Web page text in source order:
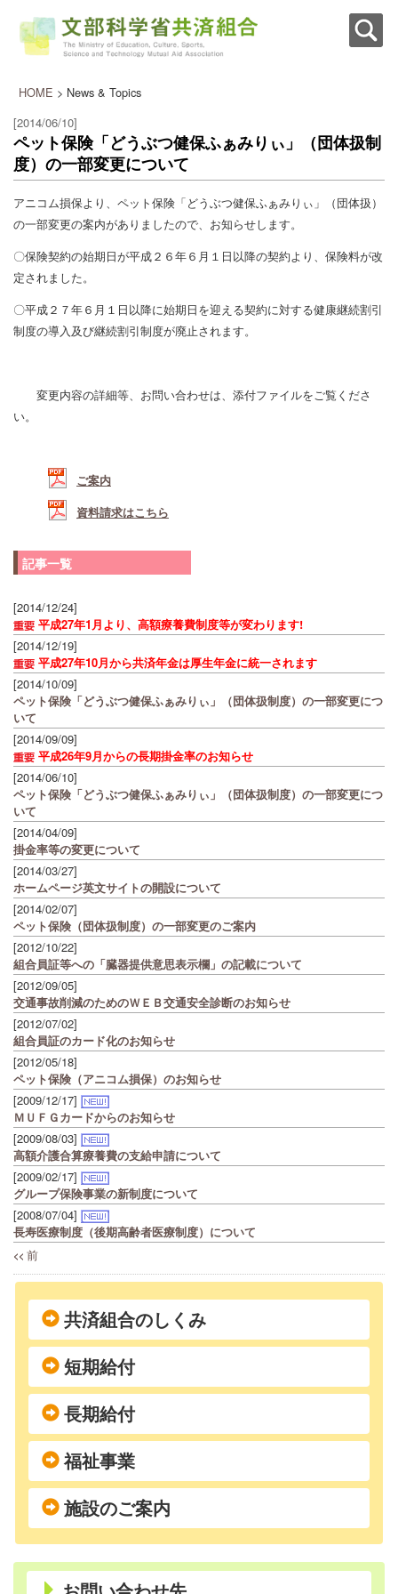
HOME > News & Topics
[2014/06/10]
ペット保険「どうぶつ健保ふぁみりぃ」（団体扱制
度）の一部変更について
アニコム損保より、ペット保険「どうぶつ健保ふぁみりぃ」（団体扱）
の一部変更の案内がありましたので、お知らせします。
〇保険契約の始期日が平成２６年６月１日以降の契約より、保険料が改
定されました。
〇平成２７年６月１日以降に始期日を迎える契約に対する健康継続割引
制度の導入及び継続割引制度が廃止されます。
変更内容の詳細等、お問い合わせは、添付ファイルをご覧くださ
い。
ご案内
資料請求はこちら
記事一覧
[2014/12/24]
平成27年1月より、高額療養費制度等が変わります!
[2014/12/19]
平成27年10月から共済年金は厚生年金に統一されます
[2014/10/09]
ペット保険「どうぶつ健保ふぁみりぃ」（団体扱制度）の一部変更につ
いて
[2014/09/09]
平成26年9月からの長期掛金率のお知らせ
[2014/06/10]
ペット保険「どうぶつ健保ふぁみりぃ」（団体扱制度）の一部変更につ
いて
[2014/04/09]
掛金率等の変更について
[2014/03/27]
ホームページ英文サイトの開設について
[2014/02/07]
ペット保険（団体扱制度）の一部変更のご案内
[2012/10/22]
組合員証等への「臓器提供意思表示欄」の記載について
[2012/09/05]
交通事故削減のためのＷＥＢ交通安全診断のお知らせ
[2012/07/02]
組合員証のカード化のお知らせ
[2012/05/18]
ペット保険（アニコム損保）のお知らせ
[2009/12/17]
ＭＵＦＧカードからのお知らせ
[2009/08/03]
高額介護合算療養費の支給申請について
[2009/02/17]
グループ保険事業の新制度について
[2008/07/04]
長寿医療制度（後期高齢者医療制度）について
<< 前
共済組合のしくみ
短期給付
長期給付
福祉事業
施設のご案内